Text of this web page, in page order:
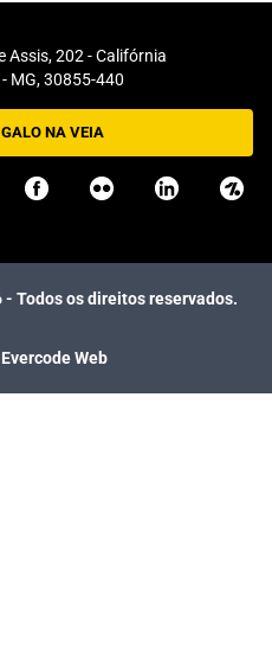
Assis, 202 - Califórnia
MG, 30855-440
NA VEIA
- Todos os direitos reservados.
Web